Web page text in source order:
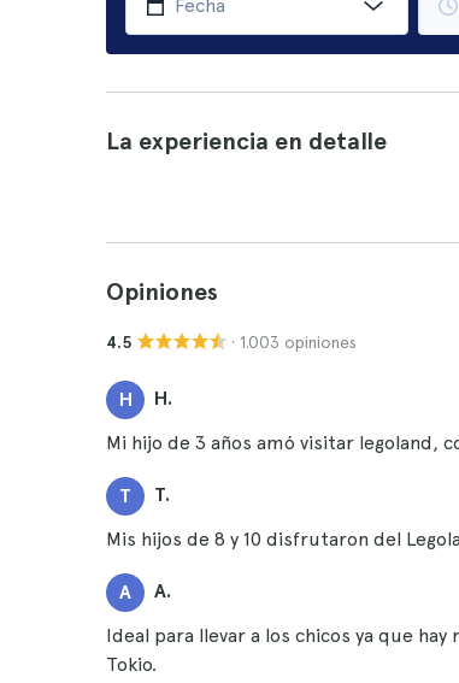
La experiencia en detalle
Opiniones
4.5 · 1.003 opiniones
H H.
Mi hijo de 3 años amó visitar legoland,
T T.
Mis hijos de 8 y 10 disfrutaron del
A A.
Ideal para llevar a los chicos ya que
Tokio.